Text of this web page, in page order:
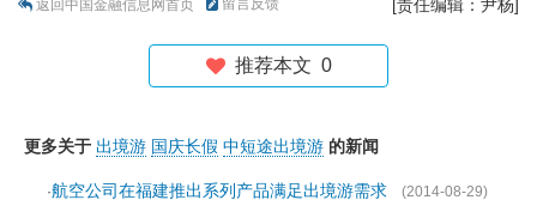
返回中国金融信息网首页 留言反馈 [责任编辑：尹杨]
推荐本文 0
更多关于 出境游 国庆长假 中短途出境游 的新闻
·航空公司在福建推出系列产品满足出境游需求 (2014-08-29)